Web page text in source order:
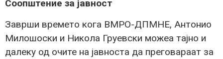
Соопштение за јавност
Заврши времето кога ВМРО-ДПМНЕ, Антонио
Милошоски и Никола Груевски можеа тајно и
далеку од очите на јавноста да преговараат за